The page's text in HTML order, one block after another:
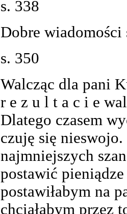
s. 338
Dobre wiadomości
s. 350
Walcząc dla pani
r e z u l t a c i e
Dlatego czasem
czuję się nieswojo.
najmniejszych
postawić
postawiłabym na
chciałabym przez